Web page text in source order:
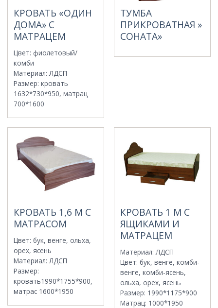
КРОВАТЬ «ОДИН
ДОМА» С
МАТРАЦЕМ
Цвет: фиолетовый/
комби
Материал: ЛДСП
Размер:кровать
1632*730*950, матрац
700*1600
ТУМБА
ПРИКРОВАТНАЯ »
СОНАТА»
КРОВАТЬ 1,6 М С
МАТРАСОМ
Цвет:бук, венге, ольха,
орех, ясень
Материал:ЛДСП
Размер:
кровать1990*1755*900,
матрас 1600*1950
КРОВАТЬ 1 М С
ЯЩИКАМИ И
МАТРАЦЕМ
Материал:ЛДСП
Цвет:бук, венге, комби-
венге, комби-ясень,
ольха, орех, ясень
Размер: 1990*1175*900
Матрац: 1000*1950